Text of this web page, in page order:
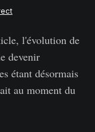
l'évolution de
devenir
étant désormais
au moment du